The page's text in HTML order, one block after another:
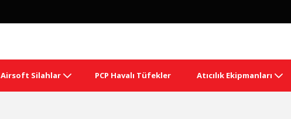
Airsoft Silahlar PCP Havalı Tüfekler Atıcılık Ekipmanları